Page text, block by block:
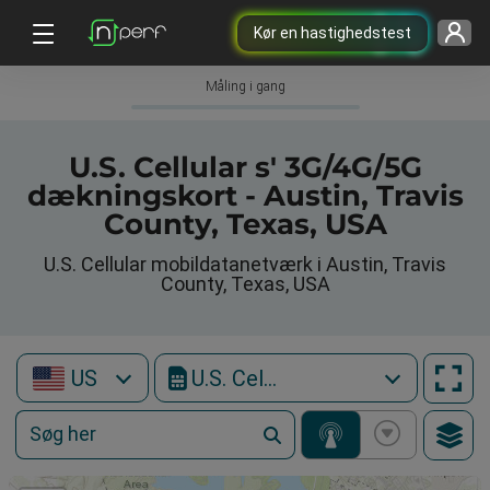
Kør en hastighedstest
Måling i gang
U.S. Cellular s' 3G/4G/5G
dækningskort - Austin, Travis
County, Texas, USA
U.S. Cellular mobildatanetværk i Austin, Travis
County, Texas, USA
US U.S. Cellular